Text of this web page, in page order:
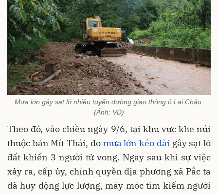
Mưa lớn gây sạt lở nhiều tuyến đường giao thông ở Lai Châu.
(Ảnh: VD)
Theo đó, vào chiều ngày 9/6, tại khu vực khe núi
thuộc bản Mít Thái, do mưa lớn kéo dài gây sạt lở
đất khiến 3 người tử vong. Ngay sau khi sự việc
xảy ra, cấp ủy, chính quyền địa phương xã Pắc ta
đã huy động lực lượng, máy móc tìm kiếm người